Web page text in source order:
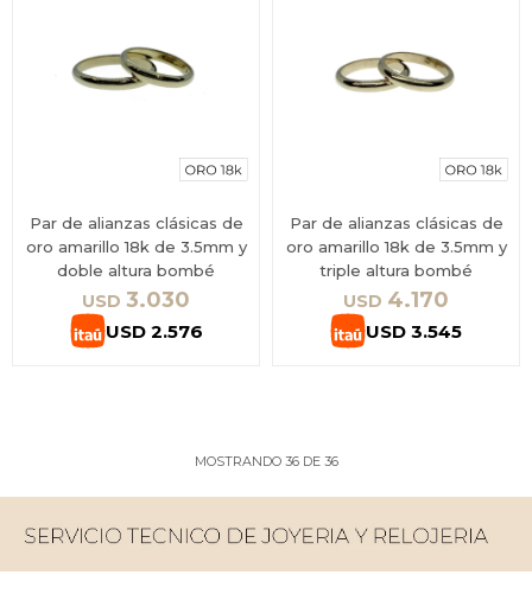
Par de alianzas clásicas de
oro amarillo 18k de 3.5mm y
doble altura bombé
USD 3.030
USD 2.576
Par de alianzas clásicas de
oro amarillo 18k de 3.5mm y
triple altura bombé
USD 4.170
USD 3.545
MOSTRANDO 36DE 36